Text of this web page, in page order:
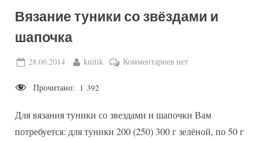
о
е
вязаные
модели
описанием
Вязание туники со звёздами и
шапочка
Posted
28.06.2014 By
knitik Комментариевк
со
звёздами
нет
Прочитано: 1 392
Для вязания туники со звездами и шапочки Вам
потребуется: для туники 200 (250) 300 г зелёной, по 50 г